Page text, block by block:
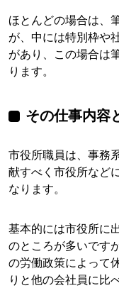
ほとんどの場合は、
が、中には特別枠や
があり、この場合は
ります。
その仕事内容
市役所職員は、事務
献すべく市役所など
なります。
基本的には市役所に
のところが多いです
の労働政策によって
りと他の会社員に比